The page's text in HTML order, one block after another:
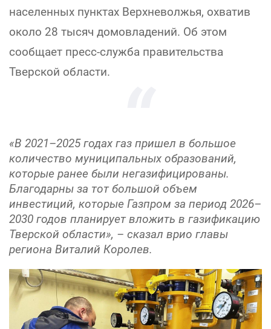
населенных пунктах Верхневолжья, охватив
около 28 тысяч домовладений. Об этом
сообщает пресс-служба правительства
Тверской области.
«В 2021–2025 годах газ пришел в большое
количество муниципальных образований,
которые ранее были негазифицированы.
Благодарны за тот большой объем
инвестиций, которые Газпром за период 2026–
2030 годов планирует вложить в газификацию
Тверской области», – сказал врио главы
региона Виталий Королев.